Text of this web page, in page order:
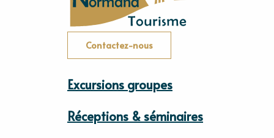
Contactez-nous
Excursions groupes
Réceptions & séminaires